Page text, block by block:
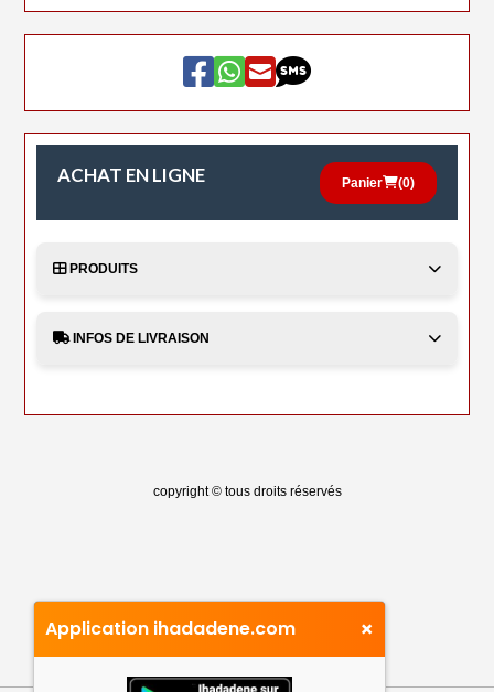
ACHAT EN LIGNE Panier (0)
PRODUITS
INFOS DE LIVRAISON
copyright © tous droits réservés
Application ihadadene.com ×